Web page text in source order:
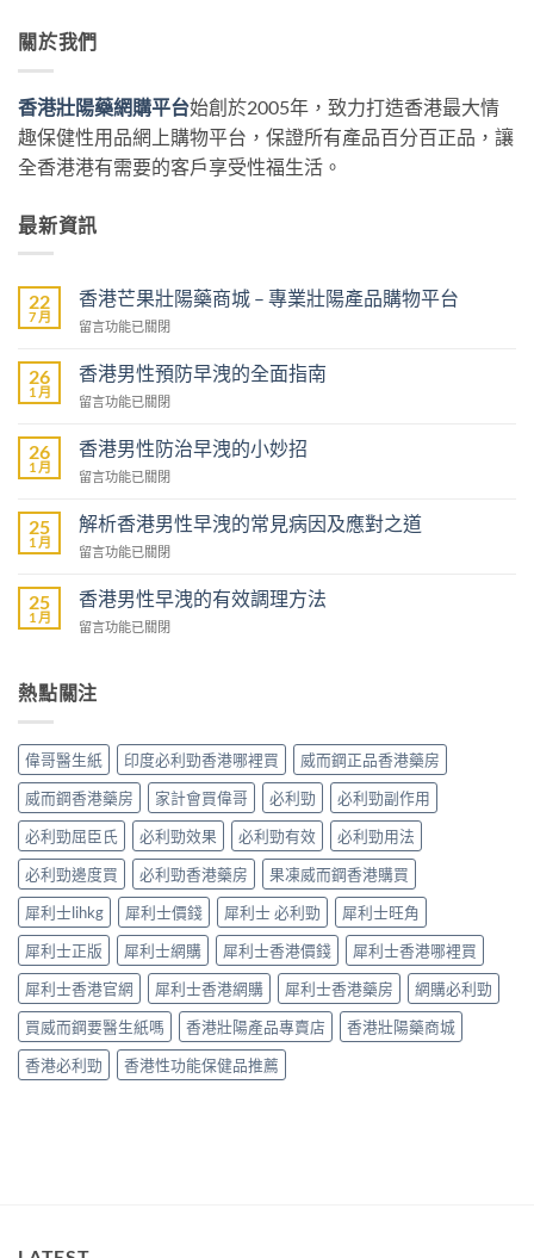
關於我們
香港壯陽藥網購平台始創於2005年，致力打造香港最大情
趣保健性用品網上購物平台，保證所有產品百分百正品，讓
全香港港有需要的客戶享受性福生活。
最新資訊
22
7 月
香港芒果壯陽藥商城 – 專業壯陽產品購物平台
在
港
芒
果
陽
藥
商
–
專
壯
陽
產
物
中
留言功能已關閉
26
1 月
香港男性預防早洩的全面指南
在
港
男
性
防
早
洩
全
面
中
留言功能已關閉
26
1 月
香港男性防治早洩的小妙招
在
港
男
性
治
早
洩
妙
留言功能已關閉
25
1 月
解析香港男性早洩的常見病因及應對之道
在
析
香
港
早
常
見
病
因
及
應
對
之
道〉
中
留言功能已關閉
25
1 月
香港男性早洩的有效調理方法
在
男
性
洩
的
有
效
調
理
方
法〉
中
留言功能已關閉
熱點關注
偉哥醫生紙 印度必利勁香港哪裡買
威而鋼正品香港藥房
威而鋼香港藥房
家計會買偉哥 必利勁
必利勁副作用
必利勁屈臣氏
必利勁效果 必利勁有效
必利勁用法
必利勁邊度買
必利勁香港藥房
果凍威而鋼香港購買
犀利士lihkg
犀利士價錢 犀利士 必利勁
犀利士旺角
犀利士正版
犀利士網購 犀利士香港價錢
犀利士香港哪裡買
犀利士香港官網
犀利士香港網購 犀利士香港藥房
網購必利勁
買威而鋼要醫生紙嗎
香港壯陽產品專賣店
香港壯陽藥商城
香港必利勁
香港性功能保健品推薦